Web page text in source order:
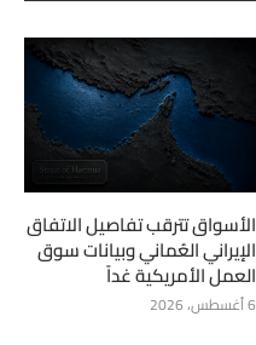
الأسواق تترقب تفاصيل الاتفاق
الإيراني العُماني وبيانات سوق
العمل الأمريكية غداً
6 أغسطس، 2026